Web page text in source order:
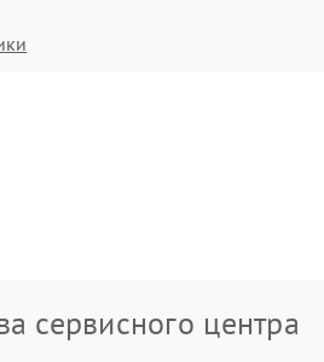
сервисного центра